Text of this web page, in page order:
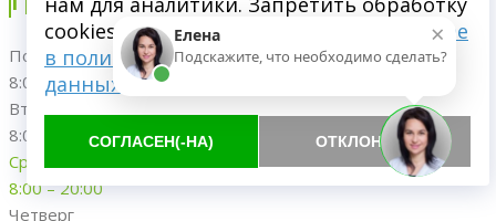
Понедельник
8:00 – 20:00
Вторник
8:00 – 20:00
Среда
8:00 – 20:00
Четверг
cookies можете через браузер.
Подробнее
в политике обработки персональных
данных
СОГЛАСЕН(-НА) ОТКЛОНИТЬ
×
Елена
Подскажите, что необходимо сделать?